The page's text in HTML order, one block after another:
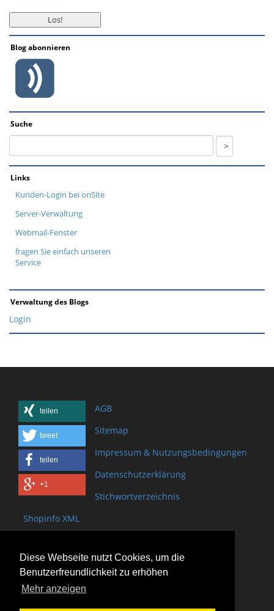
Diese Webseite nutzt Cookies, um die
Benutzerfreundlichkeit zu erhöhen
Mehr anzeigen
Blog abonnieren
Suche
Links
Kunden-Login bei onSite
Server-Verwaltung
Webmail-Fenster
fragen Sie einfach unseren
Service
Verwaltung des Blogs
Login
teilen
tweet
teilen
+1
AGB
Sitemap
Impressum & Nutzungsbedingungen
Datenschutzerklärung
Stichwortverzeichnis
Shopinfo XML
Bischof-Brand Straße 2
61440 Oberursel
(+49) 6171 - 98 11 80